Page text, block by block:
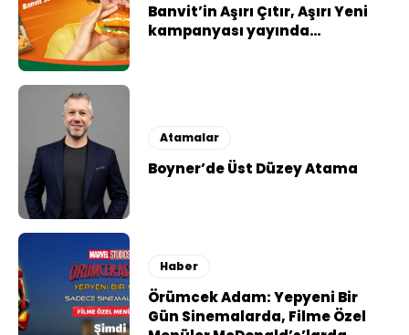
Banvit’in Aşırı Çıtır, Aşırı Yeni
kampanyası yayında…
Atamalar
Boyner’de Üst Düzey Atama
Haber
Örümcek Adam: Yepyeni Bir
Gün Sinemalarda, Filme Özel